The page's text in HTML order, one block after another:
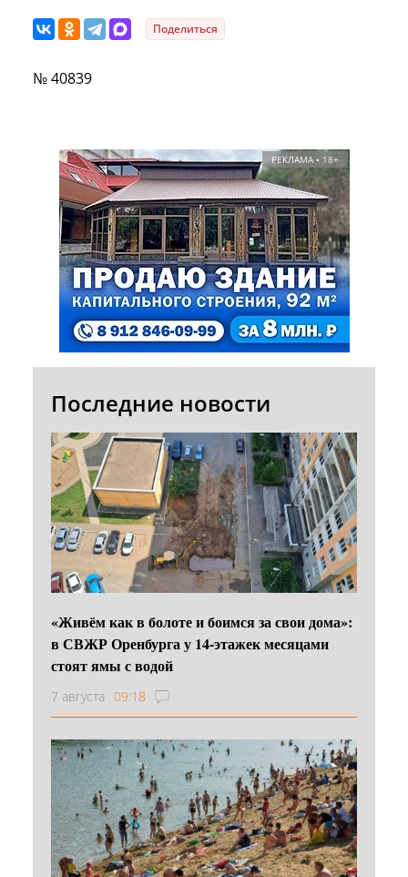
Поделиться
№ 40839
РЕКЛАМА • 18+
Последние новости
«Живём как в болоте и боимся за свои дома»:
в СВЖР Оренбурга у 14-этажек месяцами
стоят ямы с водой
7 августа 09:18